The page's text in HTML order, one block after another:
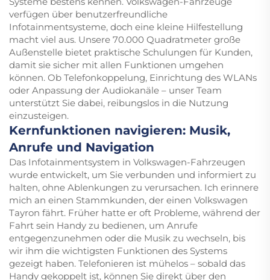
verfügen über benutzerfreundliche
Infotainmentsysteme, doch eine kleine Hilfestellung
macht viel aus. Unsere 70.000 Quadratmeter große
Außenstelle bietet praktische Schulungen für Kunden,
damit sie sicher mit allen Funktionen umgehen
können. Ob Telefonkoppelung, Einrichtung des WLANs
oder Anpassung der Audiokanäle – unser Team
unterstützt Sie dabei, reibungslos in die Nutzung
einzusteigen.
Kernfunktionen navigieren: Musik,
Anrufe und Navigation
Das Infotainmentsystem in Volkswagen-Fahrzeugen
wurde entwickelt, um Sie verbunden und informiert zu
halten, ohne Ablenkungen zu verursachen. Ich erinnere
mich an einen Stammkunden, der einen Volkswagen
Tayron fährt. Früher hatte er oft Probleme, während der
Fahrt sein Handy zu bedienen, um Anrufe
entgegenzunehmen oder die Musik zu wechseln, bis
wir ihm die wichtigsten Funktionen des Systems
gezeigt haben. Telefonieren ist mühelos – sobald das
Handy gekoppelt ist, können Sie direkt über den